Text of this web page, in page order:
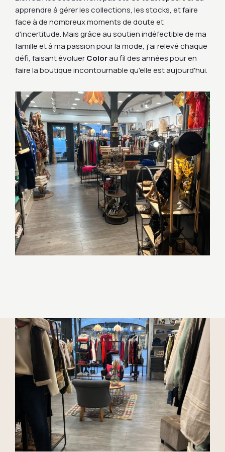
apprendre à gérer les collections, les stocks, et faire
face à de nombreux moments de doute et
d'incertitude. Mais grâce au soutien indéfectible de ma
famille et à ma passion pour la mode, j'ai relevé chaque
défi, faisant évoluerColorau fil des années pour en
faire la boutique incontournable qu'elle est aujourd'hui.